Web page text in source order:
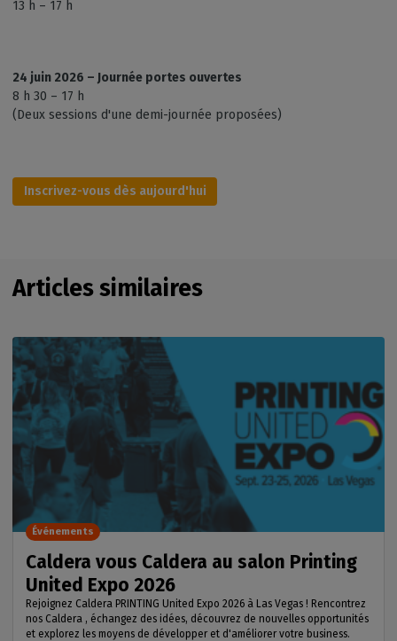
13 h – 17 h
24 juin 2026 – Journée portes ouvertes
8 h 30 – 17 h
(Deux sessions d'une demi-journée proposées)
Inscrivez-vous dès aujourd'hui
Articles similaires
Caldera vous Caldera au salon Printing
United Expo 2026
Rejoignez Caldera PRINTING United Expo 2026 à Las Vegas ! Rencontrez
nos Caldera , échangez des idées, découvrez de nouvelles opportunités
et explorez les moyens de développer et d'améliorer votre business.
Événements